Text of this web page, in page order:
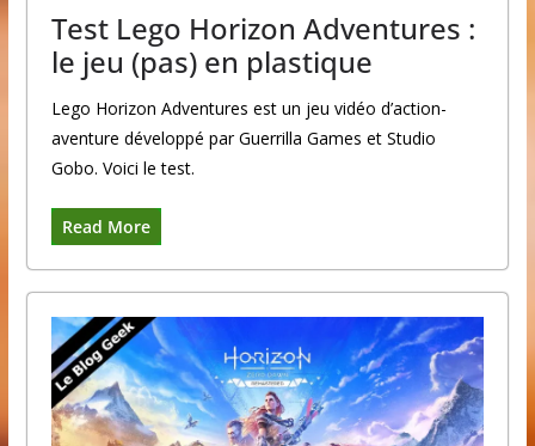
Test Lego Horizon Adventures :
le jeu (pas) en plastique
Lego Horizon Adventures est un jeu vidéo d’action-
aventure développé par Guerrilla Games et Studio
Gobo. Voici le test.
Read More